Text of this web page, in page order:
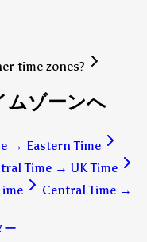
time zones?
ムゾーンへ
→ Eastern Time
Time → UK Time
Central Time →
ー